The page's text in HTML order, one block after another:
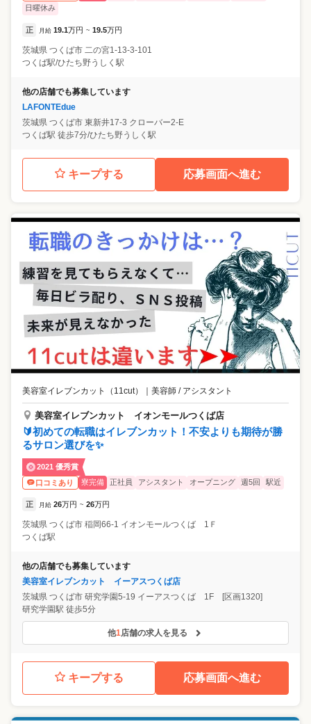
日曜休み
正 月給 19.1万円 ~ 19.5万円
茨城県 つくば市 二の宮1-13-3-101
つくば駅/ひたち野うしく駅
他の店舗でも募集しています
LAFONTEdue
茨城県 つくば市 東新井17-3 クローバー2-E
つくば駅 徒歩7分/ひたち野うしく駅
キープする 応募画面へ進む
美容室イレブンカット（11cut） ｜ 美容師 / アシスタント
美容室イレブンカット イオンモールつくば店
🔰初めての転職はイレブンカット！不安よりも期待が勝
るサロン選びを✨
2021 優秀賞
口コミあり
寮完備 正社員 アシスタント オープニング 週5回 駅近
正 月給 26万円 ~ 26万円
茨城県 つくば市 稲岡66-1 イオンモールつくば 1Ｆ
つくば駅
他の店舗でも募集しています
美容室イレブンカット イーアスつくば店
茨城県 つくば市 研究学園5-19 イーアスつくば 1F [区画1320]
研究学園駅 徒歩5分
他1店舗の求人を見る
キープする 応募画面へ進む